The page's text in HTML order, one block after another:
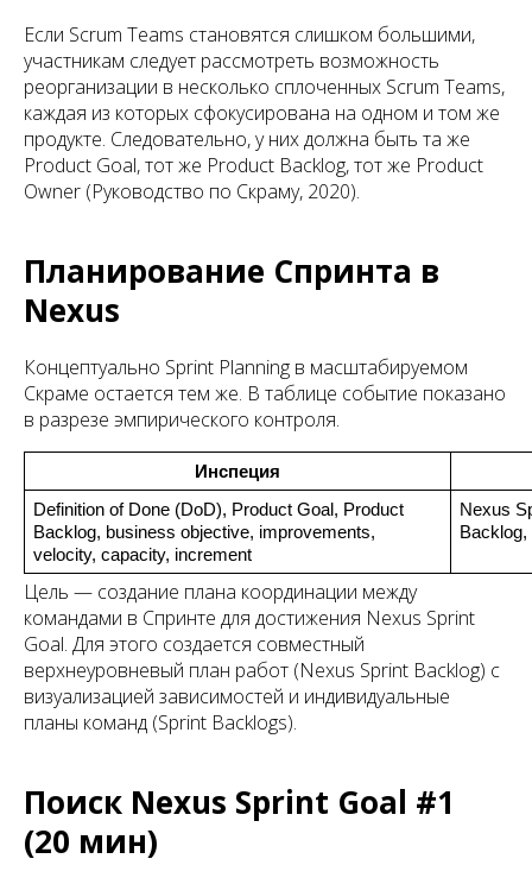
Если Scrum Teams становятся слишком большими,
участникам следует рассмотреть возможность
реорганизации в несколько сплоченных Scrum Teams,
каждая из которых сфокусирована на одном и том же
продукте. Следовательно, у них должна быть та же
Product Goal, тот же Product Backlog, тот же Product
Owner (Руководство по Скраму, 2020).
Планирование Спринта в
Nexus
Концептуально Sprint Planning в масштабируемом
Скраме остается тем же. В таблице событие показано
в разрезе эмпирического контроля.
Инспеция
Definition of Done (DoD), Product Goal, Product
Backlog, business objective, improvements,
velocity, capacity, increment
Nexus
Цель — создание плана координации между
командами в Спринте для достижения Nexus Sprint
Goal. Для этого создается совместный
верхнеуровневый план работ (Nexus Sprint Backlog) с
визуализацией зависимостей и индивидуальные
планы команд (Sprint Backlogs).
Поиск Nexus Sprint Goal #1
(20 мин)